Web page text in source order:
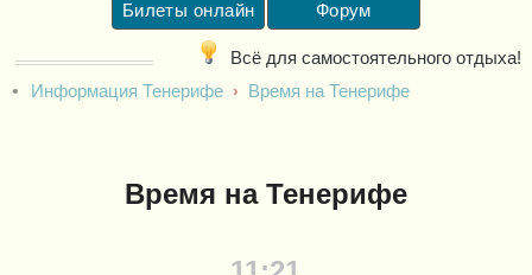
Билеты онлайн Форум
Всё для самостоятельного отдыха!
Информация Тенерифе
Время на Тенерифе
Время на Тенерифе